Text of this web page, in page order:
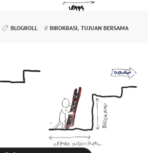
BLOGROLL BIROKRASI, TUJUAN BERSAMA